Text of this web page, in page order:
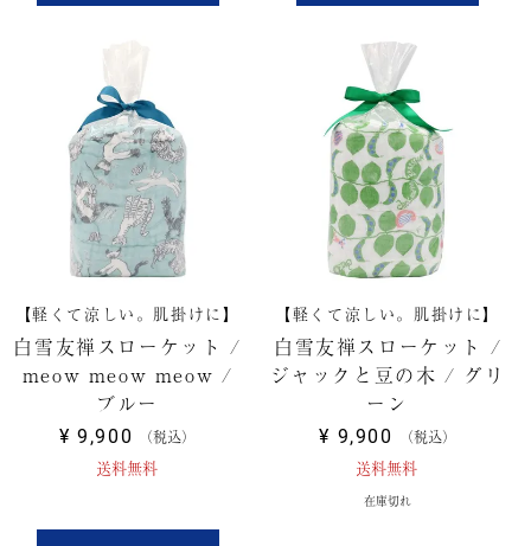
【軽くて涼しい。肌掛けに】
白雪友禅スローケット /
meow meow meow /
ブルー
¥ 9,900 税込
送料無料
【軽くて涼しい。肌掛けに】
白雪友禅スローケット /
ジャックと豆の木 / グリ
ーン
¥ 9,900 税込
送料無料
在庫切れ